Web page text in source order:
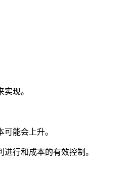
现。
能会上升。
行和成本的有效控制。